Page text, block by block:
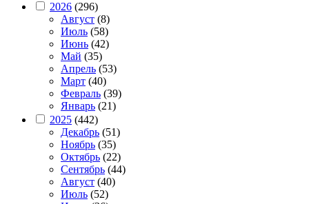
2026 (296)
Август (8)
Июль (58)
Июнь (42)
Май (35)
Апрель (53)
Март (40)
Февраль (39)
Январь (21)
2025 (442)
Декабрь (51)
Ноябрь (35)
Октябрь (22)
Сентябрь (44)
Август (40)
Июль (52)